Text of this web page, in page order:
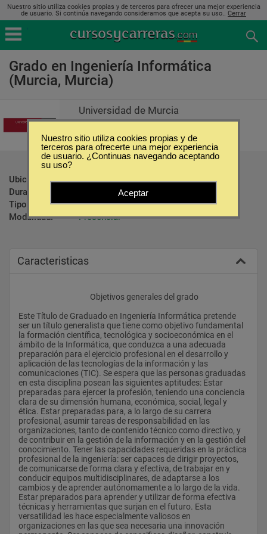
Nuestro sitio utiliza cookies propias y de terceros para ofrecer una mejor experiencia
de usuario. Si continúa navegando consideramos que acepta su uso.. Cerrar
Grado en Ingeniería Informática
(Murcia, Murcia)
Universidad de Murcia
Ubicación:
Murcia - Murcia
Duración:
Tipo:
Carreras Universitarias
Modalidad:
Presencial
Caracteristicas
					Objetivos generales del grado
Este Título de Graduado en Ingeniería Informática pretende
ser un título generalista que tiene como objetivo fundamental
la formación científica, tecnológica y socioeconómica en el
ámbito de la Informática, que conduzca a una adecuada
preparación para el ejercicio profesional en el desarrollo y
aplicación de las tecnologías de la información y las
comunicaciones (TIC). Se espera que las personas graduadas
en esta disciplina posean las siguientes aptitudes: Estar
preparadas para ejercer la profesión, teniendo una conciencia
clara de su dimensión humana, económica, social, legal y
ética. Estar preparadas para, a lo largo de su carrera
profesional, asumir tareas de responsabilidad en las
organizaciones, tanto de contenido técnico como directivo, y
de contribuir en la gestión de la información y en la gestión del
conocimiento. Tener las capacidades requeridas en la práctica
profesional de la ingeniería: ser capaces de dirigir proyectos,
de comunicarse de forma clara y efectiva, de trabajar en y
conducir equipos multidisciplinares, de adaptarse a los
cambios y de aprender autónomamente a lo largo de la vida.
Estar preparados para aprender y utilizar de forma efectiva
técnicas y herramientas que surjan en el futuro. Esta
versatilidad les hace especialmente valiosos en
organizaciones en las que sea necesaria una innovación
Nuestro sitio utiliza cookies propias y de
terceros para ofrecerte una mejor experiencia
de usuario. ¿Continuas navegando aceptando
su uso?
Aceptar